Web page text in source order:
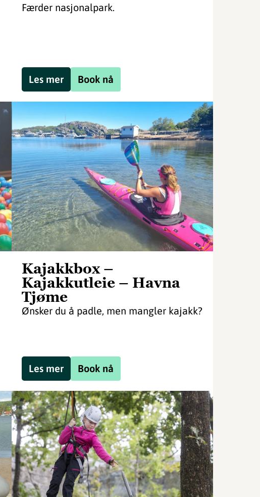
Færder nasjonalpark.
Book nå
Les mer
Kajakkbox –
Kajakkutleie – Havna
Tjøme
Ønsker du å padle, men mangler kajakk?
Book nå
Les mer